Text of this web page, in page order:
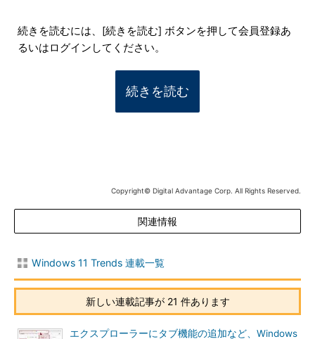
続きを読むには、[続きを読む] ボタンを押して会員登録あ
るいはログインしてください。
続きを読む
Copyright© Digital Advantage Corp. All Rights Reserved.
関連情報
Windows 11 Trends 連載一覧
新しい連載記事が 21 件あります
エクスプローラーにタブ機能の追加など、Windows